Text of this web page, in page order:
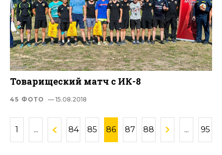
Товарищеский матч с ИК-8
45 ФОТО — 15.08.2018
1 ... 84 85 86 87 88 ... 95